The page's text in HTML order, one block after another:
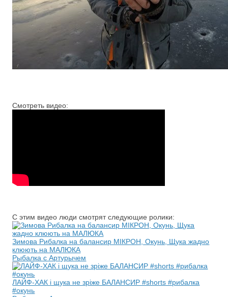
Смотреть видео:
С этим видео люди смотрят следующие ролики:
Зимова Рибалка на балансир МІКРОН, Окунь, Щука жадно
клюють на МАЛЮКА
Рыбалка с Артурычем
ЛАЙФ-ХАК і щука не зріже БАЛАНСИР #shorts #рибалка
#окунь